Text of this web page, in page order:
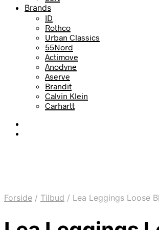
Brands
ID
Rothco
Urban Classics
55Nord
Actimove
Anodyne
Aserve
Brandit
Calvin Klein
Carhartt
Forside / Tilbud / Lea Leggings Loose